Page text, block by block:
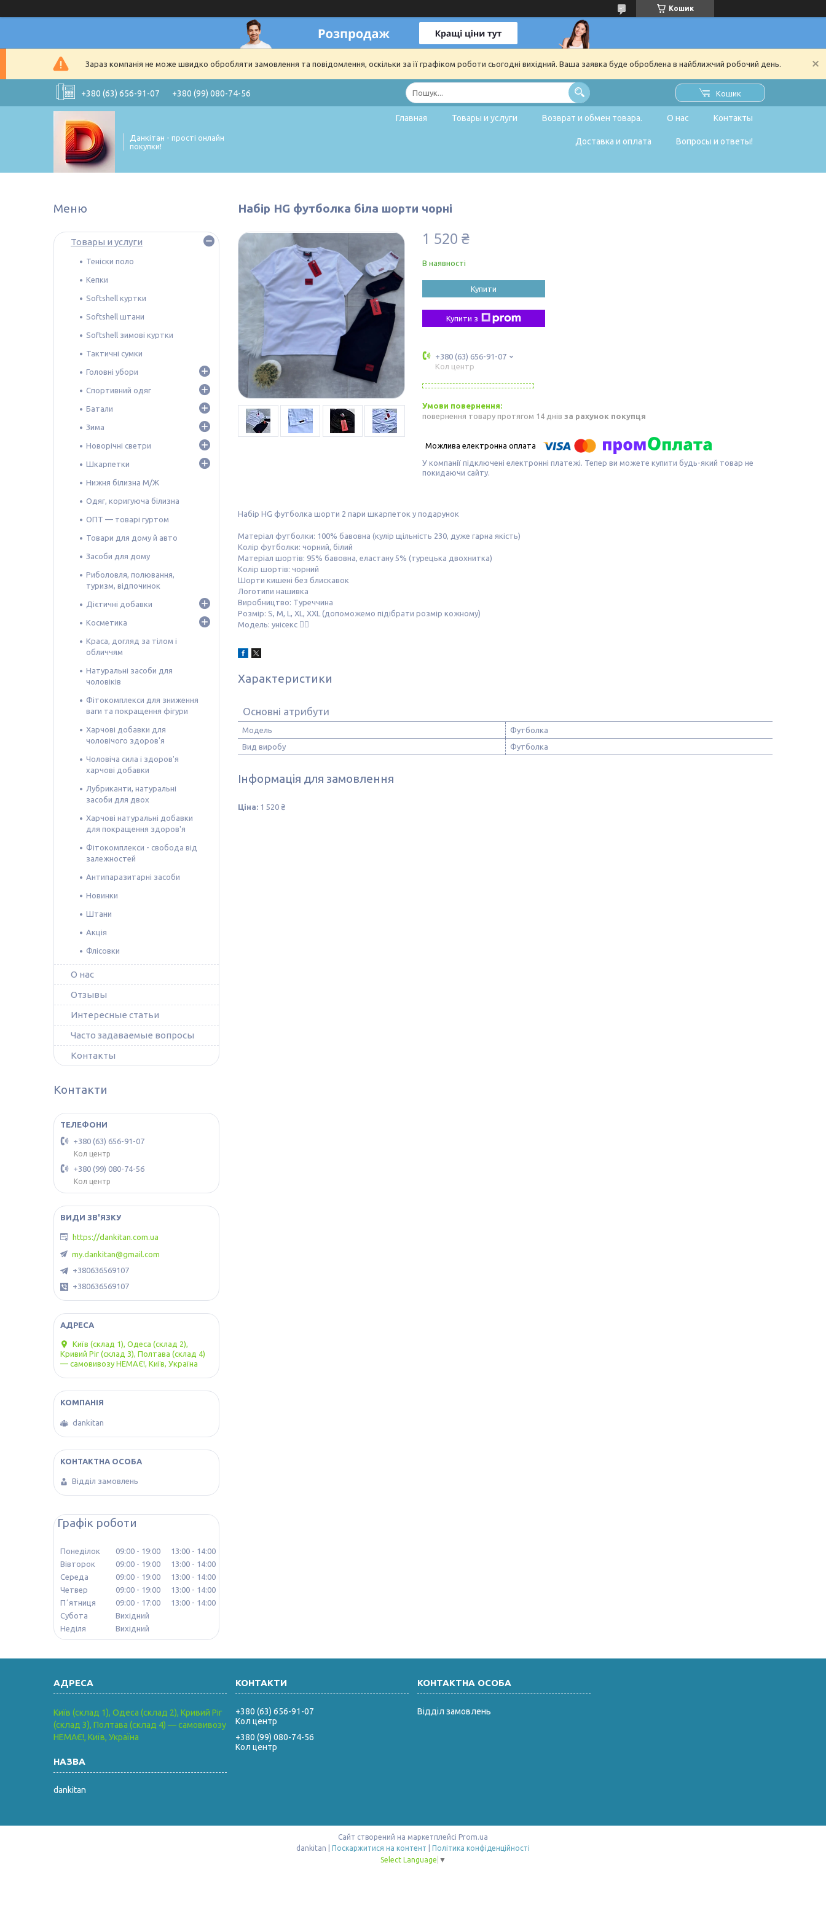
Кошик
Зараз компанія не може швидко обробляти замовлення та повідомлення, оскільки за її графіком роботи сьогодні вихідний. Ваша заявка буде оброблена в найближчий робочий день.
+380 (63) 656-91-07 +380 (99) 080-74-56 Кошик
Данкітан - прості онлайн
покупки!
Главная Товары и услуги Возврат и обмен товара. О нас Контакты
Доставка и оплата Вопросы и ответы!
Набір HG футболка біла шорти чорні
1 520 ₴
В наявності
Купити
Купити з
+380 (63) 656-91-07
Кол центр
повернення товару протягом 14 днів за рахунок покупця
У компанії підключені електронні платежі. Тепер ви можете купити будь-який товар не
покидаючи сайту.
Набір HG футболка шорти 2 пари шкарпеток у подарунок
Матеріал футболки: 100% бавовна (кулір щільність 230, дуже гарна якість)
Колір футболки: чорний, білий
Матеріал шортів: 95% бавовна, еластану 5% (турецька двохнитка)
Колір шортів: чорний
Шорти кишені без блискавок
Логотипи нашивка
Виробництво: Туреччина
Розмір: S, M, L, XL, XXL (допоможемо підібрати розмір кожному)
Модель: унісекс ☝🏻
Характеристики
Основні атрибути
Модель
Футболка
Вид виробу
Футболка
Інформація для замовлення
Ціна: 1 520 ₴
Товары и услуги
Теніски поло
Кепки
Softshell куртки
Softshell штани
Softshell зимові куртки
Тактичні сумки
Головні убори
Спортивний одяг
Батали
Зима
Новорічні светри
Шкарпетки
Нижня білизна М/Ж
Одяг, коригуюча білизна
ОПТ — товарі гуртом
Товари для дому й авто
Засоби для дому
Риболовля, полювання,
туризм, відпочинок
Дієтичні добавки
Косметика
Краса, догляд за тілом і
обличчям
Натуральні засоби для
чоловіків
Фітокомплекси для зниження
ваги та покращення фігури
Харчові добавки для
чоловічого здоров'я
Чоловіча сила і здоров'я
харчові добавки
Лубриканти, натуральні
засоби для двох
Харчові натуральні добавки
для покращення здоров'я
Фітокомплекси - свобода від
залежностей
Антипаразитарні засоби
Новинки
Штани
Акція
Флісовки
О нас
Отзывы
Интересные статьи
Часто задаваемые вопросы
Контакты
Контакти
+380 (63) 656-91-07
Кол центр
+380 (99) 080-74-56
Кол центр
https://dankitan.com.ua
my.dankitan@gmail.com
+380636569107
+380636569107
Київ (склад 1), Одеса (склад 2),
Кривий Ріг (склад 3), Полтава (склад 4)
— самовивозу НЕМАЄ!, Київ, Україна
dankitan
Відділ замовлень
Графік роботи
Понеділок 09:00 19:00 13:00
14:00
Вівторок
09:00 19:00 13:00
14:00
Середа
09:00 19:00 13:00
14:00
Четвер
09:00 19:00 13:00
14:00
Пʼятниця
09:00 17:00 13:00
14:00
Субота
Вихідний
Неділя
Вихідний
Київ (склад 1), Одеса (склад 2), Кривий Ріг
(склад 3), Полтава (склад 4) — самовивозу
НЕМАЄ!, Київ, Україна
dankitan
+380 (63) 656-91-07
Кол центр
+380 (99) 080-74-56
Кол центр
Відділ замовлень
Сайт створений на маркетплейсі Prom.ua
Поскаржитися на контент
Політика конфіденційності
Select Language ▼